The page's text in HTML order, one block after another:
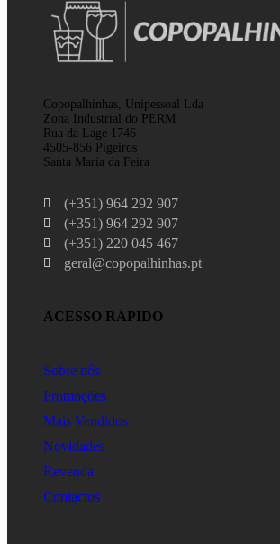
Copopalhinhas, Unipessoal Lda
Zona Industrial do PERM
Rua da Lage 1746
4505-856 Pigeiros
Santa Maria da Feira
(+351) 964 292 907
(+351) 964 292 907
(+351) 220 045 467
geral@copopalhinhas.pt
ACESSO RÁPIDO
Sobre nós
Promoções
Mais Vendidos
Novidades
Revenda
Contactos